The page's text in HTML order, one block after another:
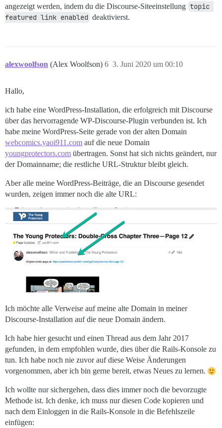
angezeigt werden, indem du die Discourse-Siteeinstellung topic
featured link enabled deaktivierst.
alexwoolfson (Alex Woolfson) 3. Juni 2020 um 00:10
6
Hallo,
ich habe eine WordPress-Installation, die erfolgreich mit Discourse
über das hervorragende WP-Discourse-Plugin verbunden ist. Ich
habe meine WordPress-Seite gerade von der alten Domain
webcomics.yaoi911.com auf die neue Domain
youngprotectors.com übertragen. Sonst hat sich nichts geändert, nur
der Domainname; die restliche URL-Struktur bleibt gleich.
Aber alle meine WordPress-Beiträge, die an Discourse gesendet
wurden, zeigen immer noch die alte URL:
Ich möchte alle Verweise auf meine alte Domain in meiner
Discourse-Installation auf die neue Domain ändern.
Ich habe hier gesucht und einen Thread aus dem Jahr 2017
gefunden, in dem empfohlen wurde, dies über die Rails-Konsole zu
tun. Ich habe noch nie zuvor auf diese Weise Änderungen
vorgenommen, aber ich bin gerne bereit, etwas Neues zu lernen.
Ich wollte nur sichergehen, dass dies immer noch die bevorzugte
Methode ist. Ich denke, ich muss nur diesen Code kopieren und
nach dem Einloggen in die Rails-Konsole in die Befehlszeile
einfügen: